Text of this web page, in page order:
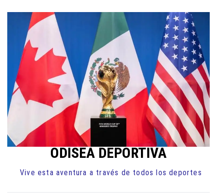
contenido
ODISEA DEPORTIVA
Vive esta aventura a través de todos los deportes